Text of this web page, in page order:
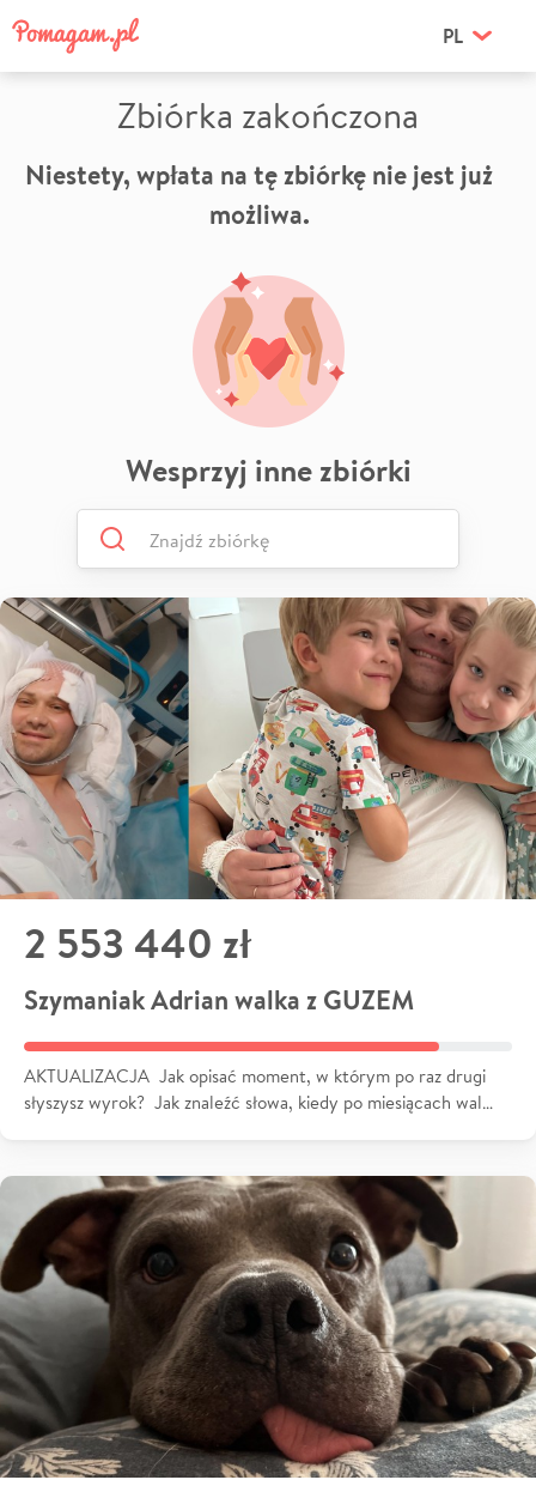
PL
Zbiórka zakończona
Niestety, wpłata na tę zbiórkę nie jest już
możliwa.
Wesprzyj inne zbiórki
2 553 440 zł
Szymaniak Adrian walka z GUZEM
AKTUALIZACJA Jak opisać moment, w którym po raz drugi
słyszysz wyrok? Jak znaleźć słowa, kiedy po miesiącach wal…